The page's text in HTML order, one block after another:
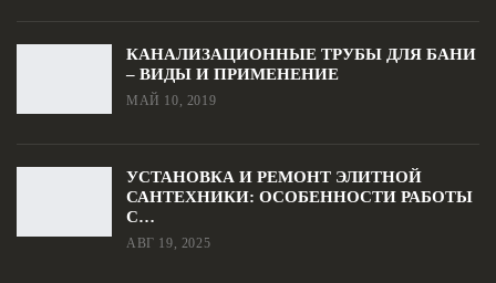
КАНАЛИЗАЦИОННЫЕ ТРУБЫ ДЛЯ БАНИ
– ВИДЫ И ПРИМЕНЕНИЕ
МАЙ 10, 2019
УСТАНОВКА И РЕМОНТ ЭЛИТНОЙ
САНТЕХНИКИ: ОСОБЕННОСТИ РАБОТЫ
С…
АВГ 19, 2025